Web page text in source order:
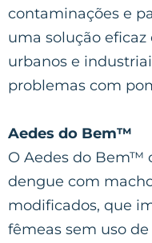
contaminações e
uma solução
urbanos e
problemas com
Aedes do Bem™
O Aedes do Bem™
dengue com
modificados, que
fêmeas sem uso